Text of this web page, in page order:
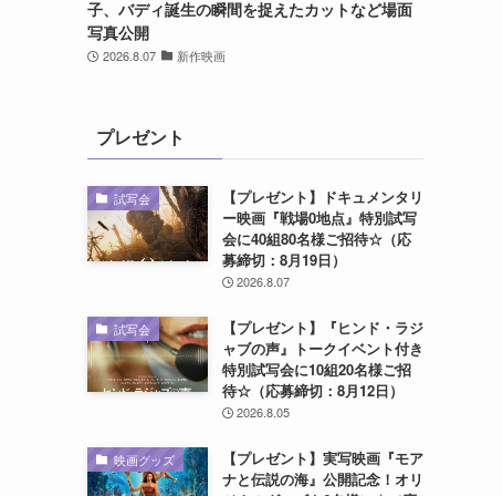
子、バディ誕生の瞬間を捉えたカットなど場面
写真公開
2026.8.07 新作映画
プレゼント
試写会
【プレゼント】ドキュメンタリ
ー映画『戦場0地点』特別試写
会に40組80名様ご招待☆（応
募締切：8月19日）
2026.8.07
試写会
【プレゼント】『ヒンド・ラジ
ャブの声』トークイベント付き
特別試写会に10組20名様ご招
待☆（応募締切：8月12日）
2026.8.05
映画グッズ
【プレゼント】実写映画『モア
ナと伝説の海』公開記念！オリ